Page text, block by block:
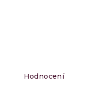
Hodnocení